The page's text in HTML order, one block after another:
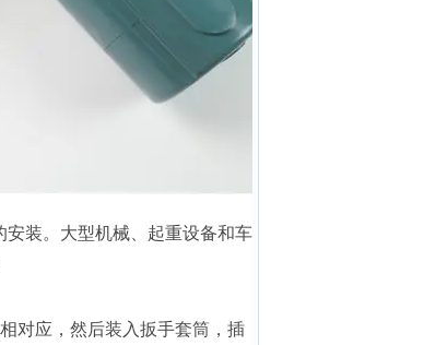
装。大型机械、起重设备和车
对应，然后装入扳手套筒，插